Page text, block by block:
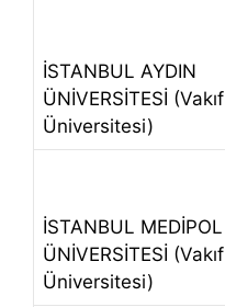
İSTANBUL AYDIN
ÜNİVERSİTESİ (Vakıf
Üniversitesi)
İSTANBUL MEDİPOL
ÜNİVERSİTESİ (Vakıf
Üniversitesi)